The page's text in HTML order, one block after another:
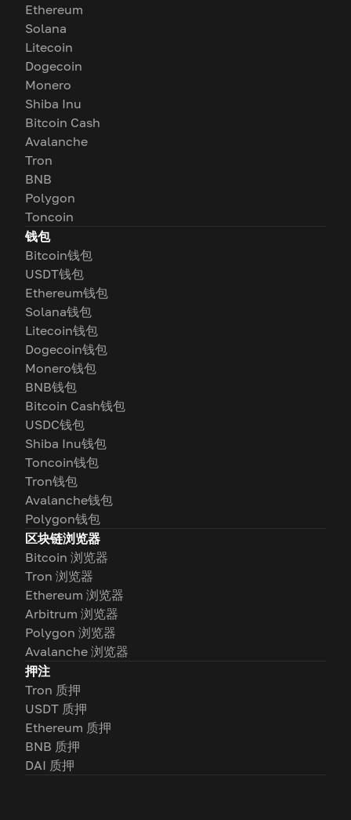
Ethereum
Solana
Litecoin
Dogecoin
Monero
Shiba Inu
Bitcoin Cash
Avalanche
Tron
BNB
Polygon
Toncoin
钱包
Bitcoin钱包
USDT钱包
Ethereum钱包
Solana钱包
Litecoin钱包
Dogecoin钱包
Monero钱包
BNB钱包
Bitcoin Cash钱包
USDC钱包
Shiba Inu钱包
Toncoin钱包
Tron钱包
Avalanche钱包
Polygon钱包
区块链浏览器
Bitcoin 浏览器
Tron 浏览器
Ethereum 浏览器
Arbitrum 浏览器
Polygon 浏览器
Avalanche 浏览器
押注
Tron 质押
USDT 质押
Ethereum 质押
BNB 质押
DAI 质押